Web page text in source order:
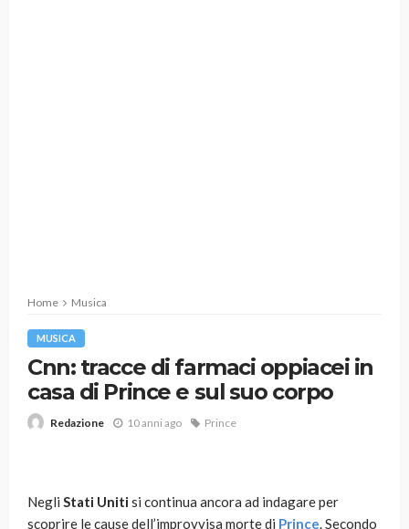
Home Musica
MUSICA
Cnn: tracce di farmaci oppiacei in
casa di Prince e sul suo corpo
Redazione 10 anni ago Prince
Negli Stati Unitisi continua ancora ad indagare per
scoprire le cause dell’improvvisa morte di Prince. Secondo